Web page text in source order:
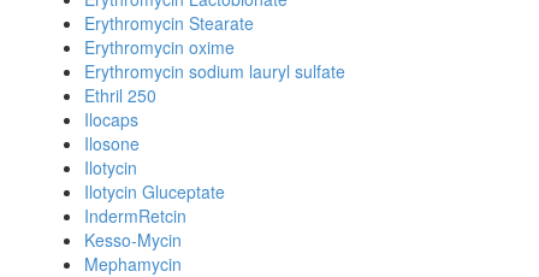
Erythromycin Stearate
Erythromycin oxime
Erythromycin sodium lauryl sulfate
Ethril 250
Ilocaps
Ilosone
Ilotycin
Ilotycin Gluceptate
IndermRetcin
Kesso-Mycin
Mephamycin